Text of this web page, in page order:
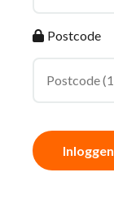
Postcode
Inloggen